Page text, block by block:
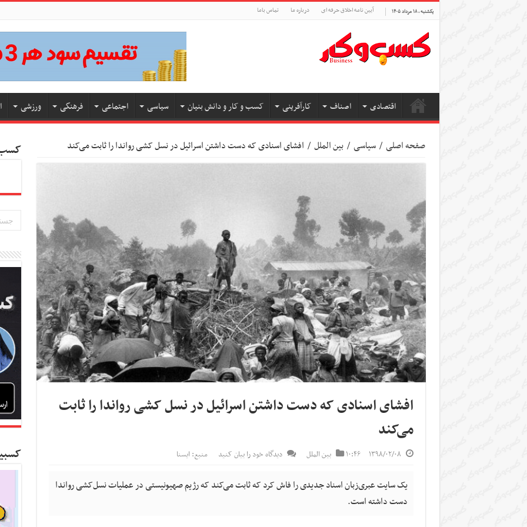
یکشنبه , ۱۸ مرداد ۱۴۰۵ آیین نامه اخلاق حرفه ای درباره ما تماس باما
اقتصادی اصناف کارآفرینی کسب و کار و دانش بنیان سیاسی اجتماعی فرهنگی ورزشی
صفحه اصلی / سیاسی / بین الملل / افشای اسنادی که دست داشتن اسرائیل در نسل کشی رواندا را ثابت می‌کند
افشای اسنادی که دست داشتن اسرائیل در نسل کشی رواندا را ثابت
می‌کند
۱۳۹۸/۰۲/۰۸ ۱۰:۴۶ بین الملل دیدگاه خود را بیان کنید منبع: ایسنا
یک سایت عبری‌زبان اسناد جدیدی را فاش کرد که ثابت می‌کند که رژیم صهیونیستی در عملیات نسل‌کشی رواندا
دست داشته است.
کسب